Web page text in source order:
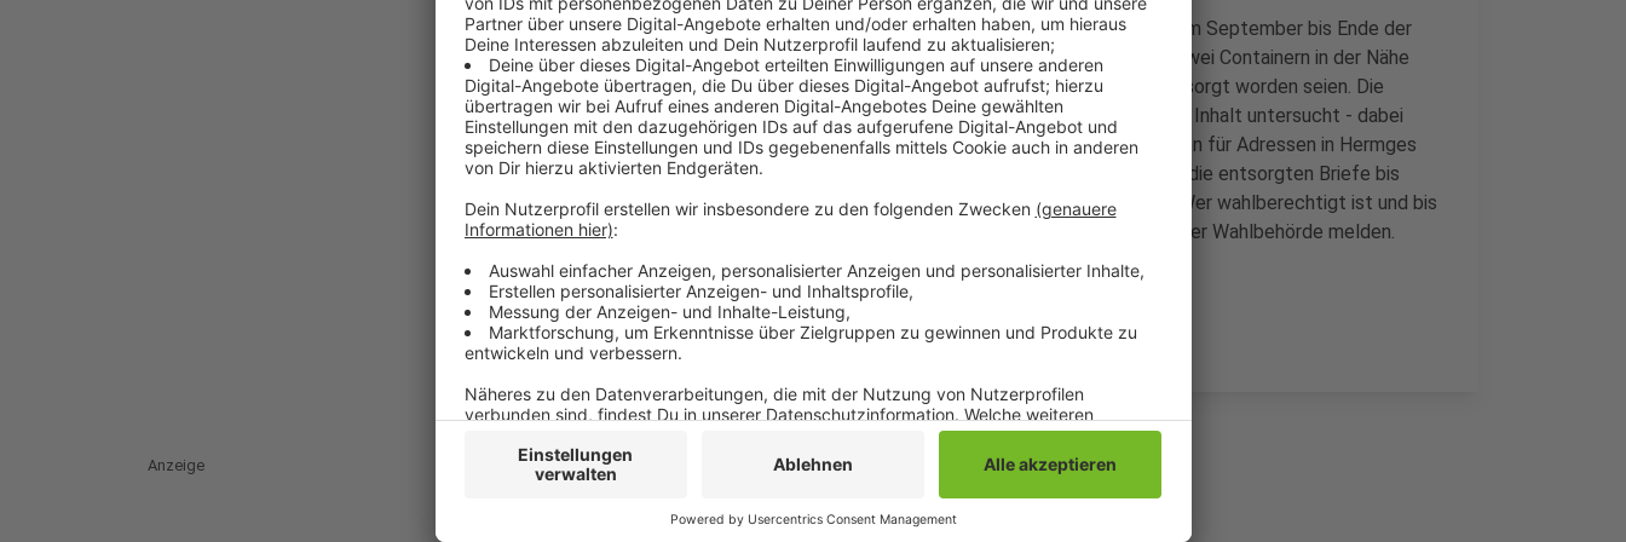
Eigentlich sollten die Benachrichtigungen für die Kommunalwahl im September bis Ende der
Woche zugestellt werden. Ein Passant hatte gemeldet, dass in zwei Containern in der Nähe
des Math.-Nat.-Gymnasiums möglicherweise Wahlunterlagen entsorgt worden seien. Die
Container wurden darauf mit Hilfe der mags sichergestellt und ihr Inhalt untersucht - dabei
tauchten dann die rund 600 Wahlbenachrichtigungen auf. Sie waren für Adressen in Hermges
bestimmt. Die Stadt prüft jetzt mögliche rechtliche Schritte; ob die entsorgten Briefe bis
Ende der Woche zugestellt werden können ist aber noch unklar. Wer wahlberechtigt ist und bis
zum 22. August keine Benachrichtigug erhalten halt soll sich bei der Wahlbehörde melden.
Anzeige
Anzeige